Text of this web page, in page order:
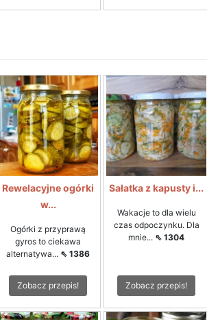
Rewelacyjne ogórki
w...
Ogórki z przyprawą
gyros to ciekawa
alternatywa... ⇖ 1386
Zobacz przepis!
Sałatka z kapusty i...
Wakacje to dla wielu
czas odpoczynku. Dla
mnie... ⇖ 1304
Zobacz przepis!